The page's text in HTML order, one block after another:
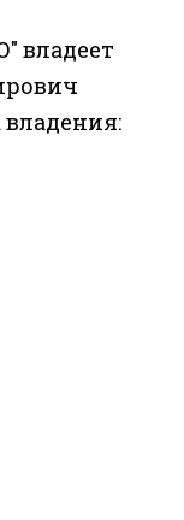
владеет
владения: